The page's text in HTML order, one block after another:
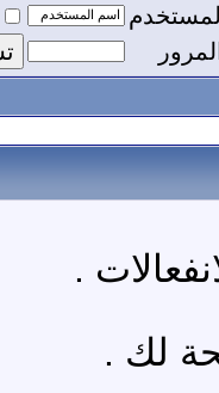
.
لك .